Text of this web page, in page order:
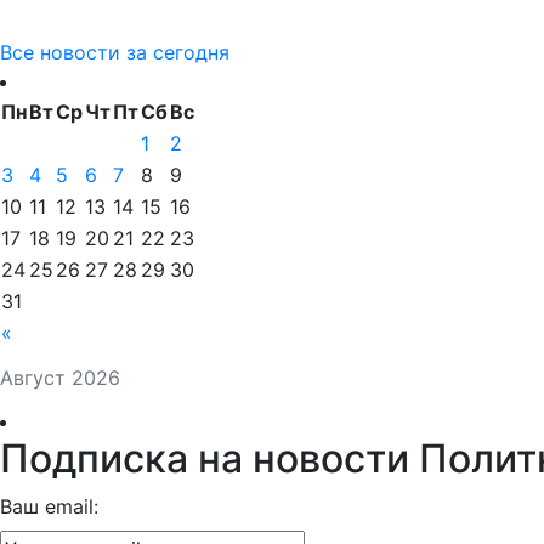
Все новости за сегодня
Август 2026
ПнВтСрЧтПтСбВс
«
1
2
3
4 5 6 7 8
9
10 11 12 13 14 15 16
17 18 19 20 21 22 23
24 25 26 27 28 29 30
31
Подписка на новости
Ваш email: